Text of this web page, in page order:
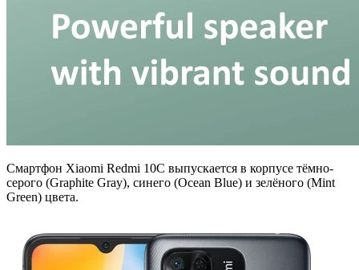
Смартфон Xiaomi Redmi 10C выпускается в корпусе тёмно-
серого (Graphite Gray), синего (Ocean Blue) и зелёного (Mint
Green) цвета.